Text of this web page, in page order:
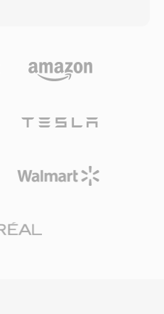
langsung ke WAV
utamanya
latensi
yang mulus
untuk
streaming
wideband pada 16
pada 32 kHz —
time terhadap
memungkinkan